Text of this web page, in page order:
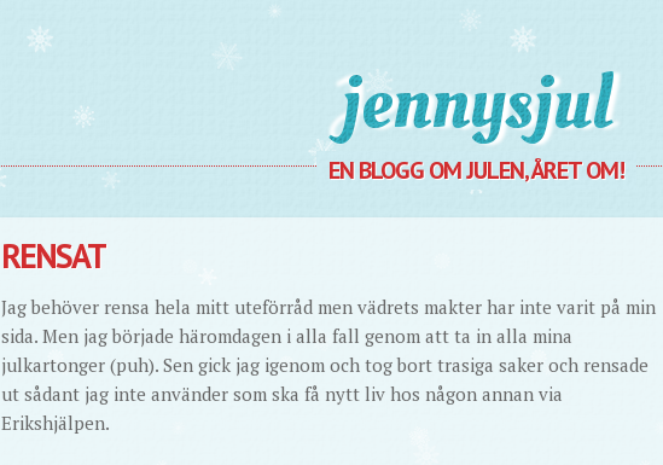
Jennysjul
EN BLOGG OM JULEN, ÅRET OM!
RENSAT
Jag behöver rensa hela mitt uteförråd men vädrets makter har inte varit på min
sida. Men jag började häromdagen i alla fall genom att ta in alla mina
julkartonger (puh). Sen gick jag igenom och tog bort trasiga saker och rensade
ut sådant jag inte använder som ska få nytt liv hos någon annan via
Erikshjälpen.